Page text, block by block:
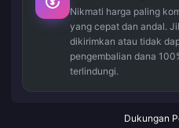
Nikmati harga paling
yang cepat dan andal.
dikirimkan atau tidak
pengembalian dana
terlindungi.
Dukungan